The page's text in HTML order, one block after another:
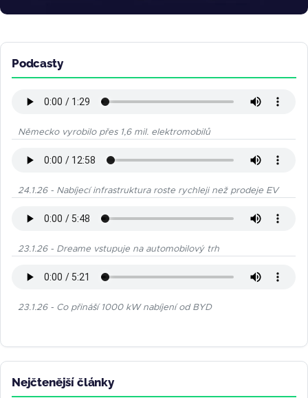
Podcasty
Německo vyrobilo přes 1,6 mil. elektromobilů
24.1.26 - Nabíjecí infrastruktura roste rychleji než prodeje EV
23.1.26 - Dreame vstupuje na automobilový trh
23.1.26 - Co přináší 1000 kW nabíjení od BYD
Nejčtenější články